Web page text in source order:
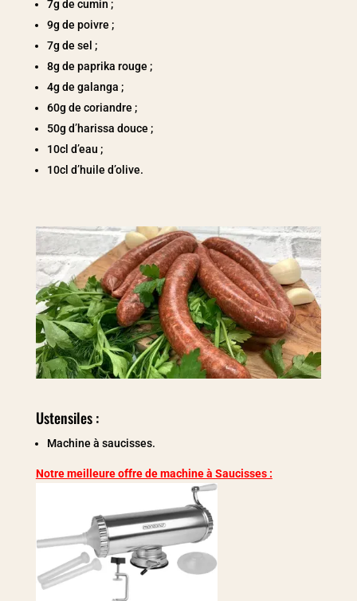
7g de cumin ;
9g de poivre ;
7g de sel ;
8g de paprika rouge ;
4g de galanga ;
60g de coriandre ;
50g d’harissa douce ;
10cl d’eau ;
10cl d’huile d’olive.
Ustensiles :
Machine à saucisses.
Notre meilleure offre de machine à Saucisses :